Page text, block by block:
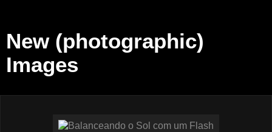
New (photographic)
Images